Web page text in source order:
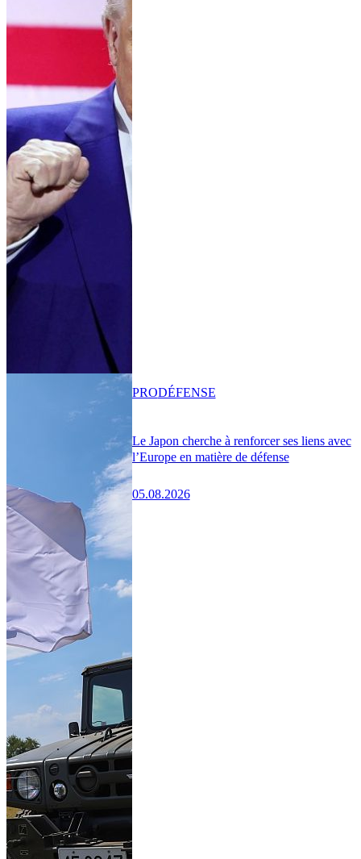
Le Japon cherche à renforcer ses liens avec
l’Europe en matière de défense
05.08.2026
PRODÉFENSE